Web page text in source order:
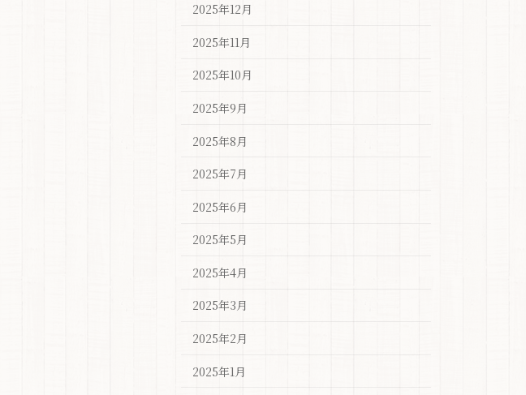
2025年12月
2025年11月
2025年10月
2025年9月
2025年8月
2025年7月
2025年6月
2025年5月
2025年4月
2025年3月
2025年2月
2025年1月